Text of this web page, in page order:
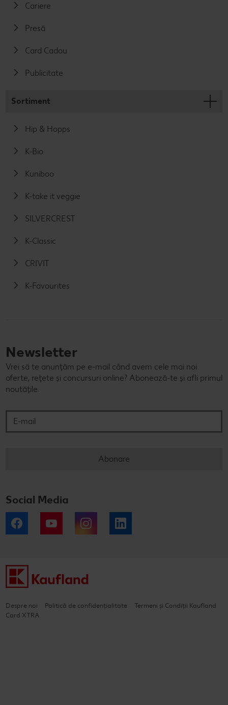
Cariere
Presă
Card Cadou
Publicitate
Sortiment
Hip & Hopps
K-Bio
Kuniboo
K-take it veggie
SILVERCREST
K-Classic
CRIVIT
K-Favourites
Newsletter
Vrei să te anunțăm pe e-mail când avem cele mai noi
oferte, rețete și concursuri online? Abonează-te și afli primul
noutățile.
Abonare
Social Media
Facebook YouTube Instagram
Despre noi Politică de confidențialitate
Termeni și Condiții Kaufland
Card XTRA